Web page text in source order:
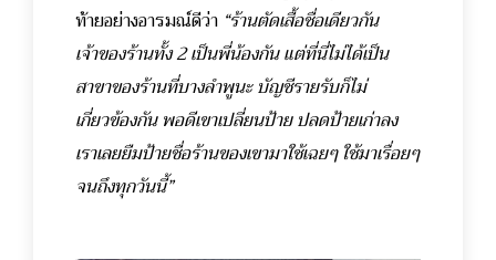
ท้ายอย่างอารมณ์ดีว่า “ร้านตัดเสื้อชื่อเดียวกัน
เจ้าของร้านทั้ง 2 เป็นพี่น้องกัน แต่ที่นี่ไม่ได้เป็น
สาขาของร้านที่บางลำพูนะ บัญชีรายรับก็ไม่
เกี่ยวข้องกัน พอดีเขาเปลี่ยนป้าย ปลดป้ายเก่าลง
เราเลยยืมป้ายชื่อร้านของเขามาใช้เฉยๆ ใช้มาเรื่อยๆ
จนถึงทุกวันนี้”